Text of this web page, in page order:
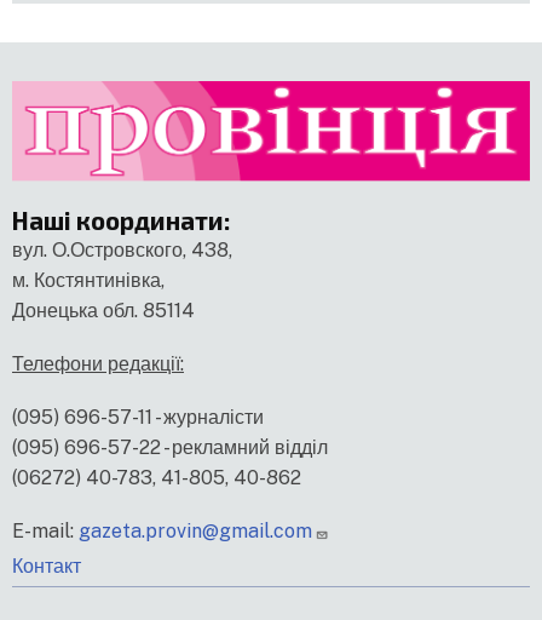
Наші координати:
вул. О.Островского, 438,
м. Костянтинівка,
Донецька обл. 85114
Телефони редакції:
(095) 696-57-11 - журналісти
(095) 696-57-22 - рекламний відділ
(06272) 40-783, 41-805, 40-862
E-mail: gazeta.provin@gmail.com
меню
Контакт